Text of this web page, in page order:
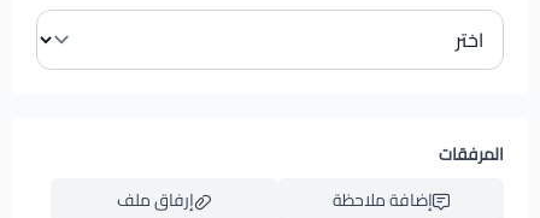
المرفقات
إضافة ملاحظة
إرفاق ملف